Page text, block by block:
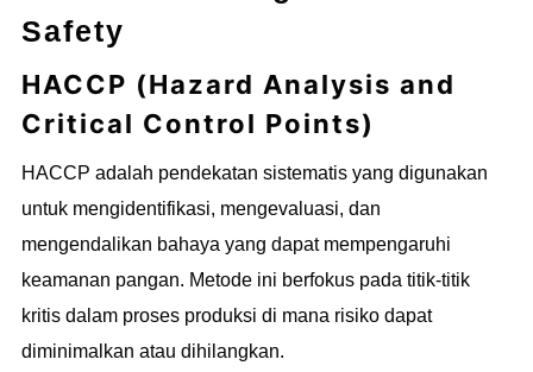
Safety
HACCP (Hazard Analysis and
Critical Control Points)
HACCP adalah pendekatan sistematis yang digunakan
untuk mengidentifikasi, mengevaluasi, dan
mengendalikan bahaya yang dapat mempengaruhi
keamanan pangan. Metode ini berfokus pada titik-titik
kritis dalam proses produksi di mana risiko dapat
diminimalkan atau dihilangkan.